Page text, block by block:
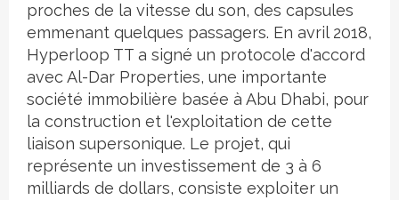
proches de la vitesse du son, des capsules
emmenant quelques passagers. En avril 2018,
Hyperloop TT a signé un protocole d'accord
avec Al-Dar Properties, une importante
société immobilière basée à Abu Dhabi, pour
la construction et l'exploitation de cette
liaison supersonique. Le projet, qui
représente un investissement de 3 à 6
milliards de dollars, consiste exploiter un